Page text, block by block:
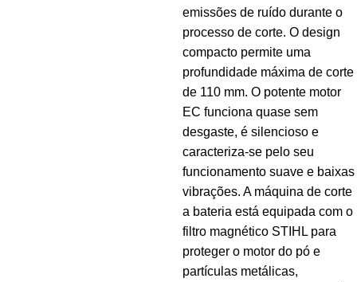
emissões de ruído durante o
processo de corte. O design
compacto permite uma
profundidade máxima de corte
de 110 mm. O potente motor
EC funciona quase sem
desgaste, é silencioso e
caracteriza-se pelo seu
funcionamento suave e baixas
vibrações. A máquina de corte
a bateria está equipada com o
filtro magnético STIHL para
proteger o motor do pó e
partículas metálicas,